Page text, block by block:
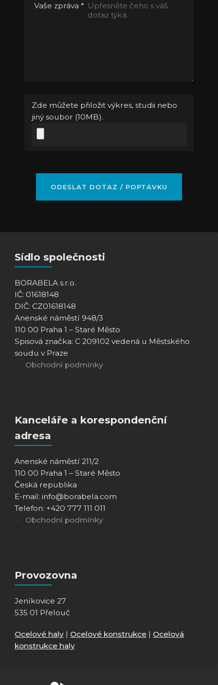
Vaše zpráva *
Zde můžete přiložit výkres, studii nebo
jiný soubor (10MB).
Sídlo společnosti
BORABELA s.r.o.
IČ: 01618148
DIČ: CZ01618148
Anenské náměstí 948/3
110 00 Praha 1 – Staré Město
Spisová značka: C 209102 vedená u Městského
soudu v Praze
Obchodní podmínky
Kanceláře a korespondenční
adresa
Anenské náměstí 211/2
110 00 Praha 1 – Staré Město
Česká republika
E-mail: info@borabela.com
Telefon: +420 777 111 011
Obchodní podmínky
Provozovna
Jeníkovice 27
535 01 Přelouč
Ocelové haly | Ocelové konstrukce | Ocelová
konstrukce haly